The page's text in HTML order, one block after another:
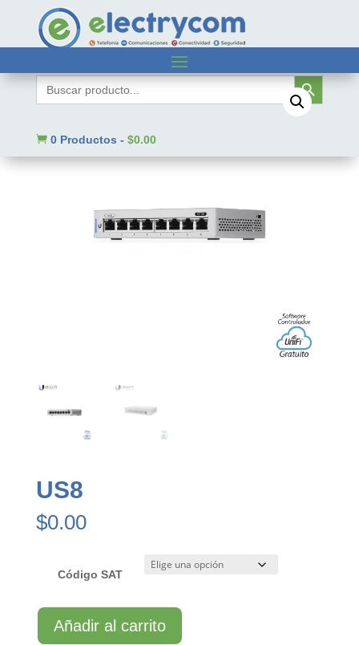
Buscar: Botón de búsqueda
 0 Productos - $0.00
/ US8
US8
$0.00
Código SAT
US8
cantidad
Añadir al carrito